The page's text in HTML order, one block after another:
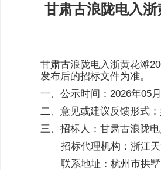
甘肃古浪陇电入
甘肃古浪陇电入浙黄花滩
发布后的招标文件为准。
一、公示时间：2026年05
二、意见或建议反馈形式
三、招标人：甘肃古浪陇
招标代理机构：浙江
联系地址：杭州市拱